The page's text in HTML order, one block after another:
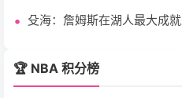
殳海：詹姆斯在湖人最大成
🏆 NBA 积分榜